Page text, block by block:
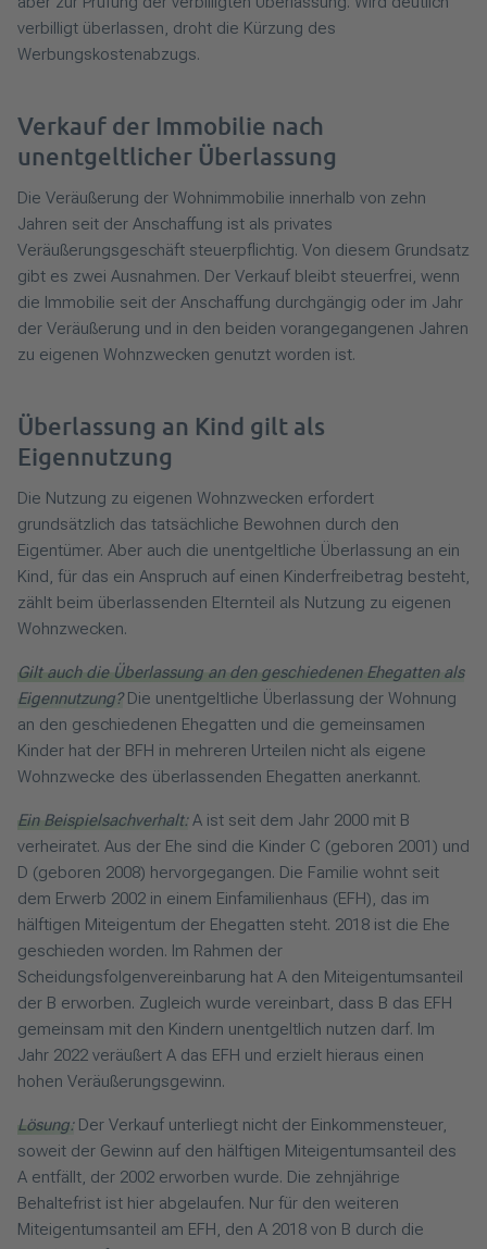
verbilligt überlassen, droht die Kürzung des
Werbungskostenabzugs.
Verkauf der Immobilie nach
unentgeltlicher Überlassung
Die Veräußerung der Wohnimmobilie innerhalb von zehn
Jahren seit der Anschaffung ist als privates
Veräußerungsgeschäft steuerpflichtig. Von diesem Grundsatz
gibt es zwei Ausnahmen. Der Verkauf bleibt steuerfrei, wenn
die Immobilie seit der Anschaffung durchgängig oder im Jahr
der Veräußerung und in den beiden vorangegangenen Jahren
zu eigenen Wohnzwecken genutzt worden ist.
Überlassung an Kind gilt als
Eigennutzung
Die Nutzung zu eigenen Wohnzwecken erfordert
grundsätzlich das tatsächliche Bewohnen durch den
Eigentümer. Aber auch die unentgeltliche Überlassung an ein
Kind, für das ein Anspruch auf einen Kinderfreibetrag besteht,
zählt beim überlassenden Elternteil als Nutzung zu eigenen
Wohnzwecken.
Gilt auch die Überlassung an den geschiedenen Ehegatten als
Eigennutzung?Die unentgeltliche Überlassung der Wohnung
an den geschiedenen Ehegatten und die gemeinsamen
Kinder hat der BFH in mehreren Urteilen nicht als eigene
Wohnzwecke des überlassenden Ehegatten anerkannt.
Ein Beispielsachverhalt:A ist seit dem Jahr 2000 mit B
verheiratet. Aus der Ehe sind die Kinder C (geboren 2001) und
D (geboren 2008) hervorgegangen. Die Familie wohnt seit
dem Erwerb 2002 in einem Einfamilienhaus (EFH), das im
hälftigen Miteigentum der Ehegatten steht. 2018 ist die Ehe
geschieden worden. Im Rahmen der
Scheidungsfolgenvereinbarung hat A den Miteigentumsanteil
der B erworben. Zugleich wurde vereinbart, dass B das EFH
gemeinsam mit den Kindern unentgeltlich nutzen darf. Im
Jahr 2022 veräußert A das EFH und erzielt hieraus einen
hohen Veräußerungsgewinn.
Lösung:Der Verkauf unterliegt nicht der Einkommensteuer,
soweit der Gewinn auf den hälftigen Miteigentumsanteil des
A entfällt, der 2002 erworben wurde. Die zehnjährige
Behaltefrist ist hier abgelaufen. Nur für den weiteren
Miteigentumsanteil am EFH, den A 2018 von B durch die